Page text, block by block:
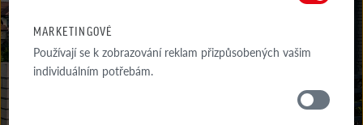
ARCHITEKTONICKÝCH PROJEKTŮ S VYUŽITÍM PRODUKTŮ...
MARKETINGOVÉ
Používají se k zobrazování reklam přizpůsobených vašim
individuálním potřebám.